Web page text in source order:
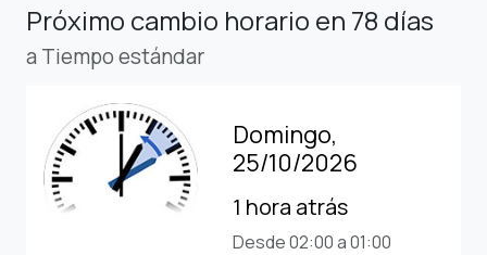
Próximo cambio horario en 78 días
a Tiempo estándar
Domingo,
25/10/2026
1 hora atrás
Desde 02:00 a 01:00